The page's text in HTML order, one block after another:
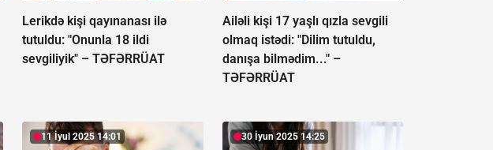
Lerikdə kişi qayınanası ilə
tutuldu: "Onunla 18 ildi
sevgiliyik" –TƏFƏRRÜAT
Ailəli kişi 17 yaşlı qızla sevgili
olmaq istədi: "Dilim tutuldu,
danışa bilmədim..." –
TƏFƏRRÜAT
11 İyul 2025 14:01 30 İyun 2025 14:25